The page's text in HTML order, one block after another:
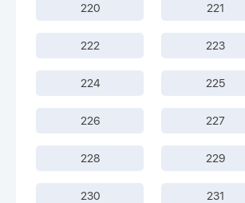
220 221
222 223
224 225
226 227
228 229
230 231